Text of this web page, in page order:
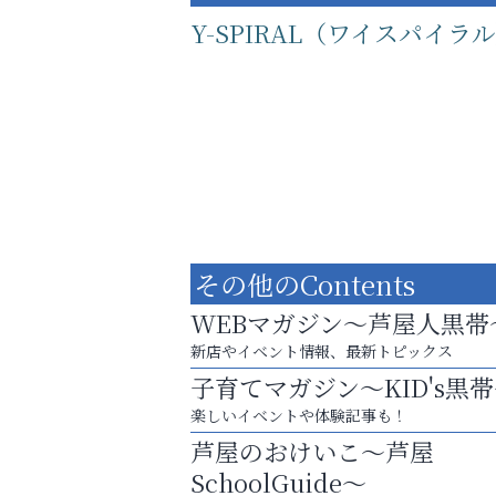
Y-SPIRAL（ワイスパイラル
運動不足「動かない」を解消しませんか？
芦屋人~あしやびと~
その他のContents
WEBマガジン～芦屋人黒帯
新店やイベント情報、最新トピックス
子育てマガジン～KID's黒
楽しいイベントや体験記事も！
芦屋のおけいこ～芦屋
SchoolGuide～